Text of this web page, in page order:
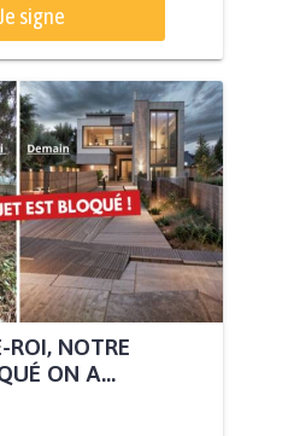
signe
ROI, NOTRE
ON A...